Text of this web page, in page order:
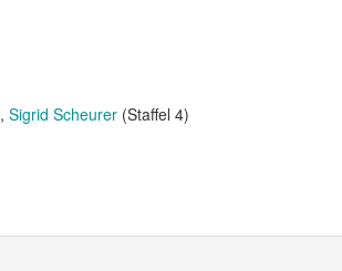
Sigrid Scheurer (Staffel 4)